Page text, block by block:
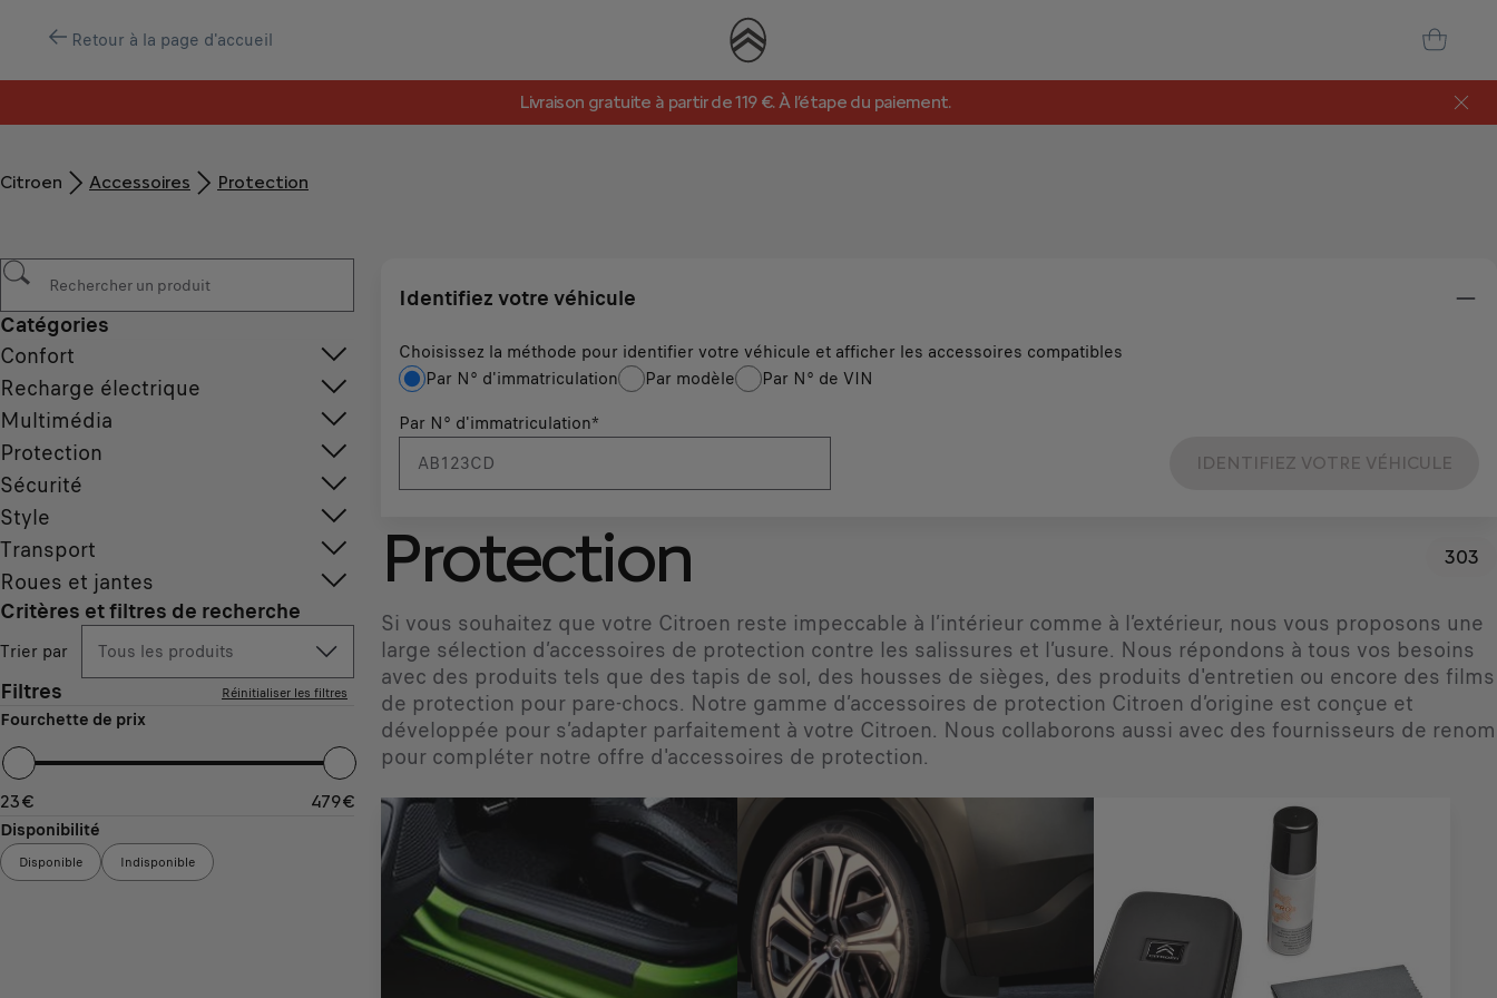
Retour à la page d'accueil
Citroen Accessoires Protection
Catégories
Confort
Recharge électrique
Multimédia
Protection
Sécurité
Style
Transport
Roues et jantes
Critères et filtres de recherche
Trier par Tous les produits
Filtres Réinitialiser les filtres
Fourchette de prix
23€ 479€
Disponibilité
Disponible Indisponible
Identifiez votre véhicule
Choisissez la méthode pour identifier votre véhicule et afficher les accessoires compatibles
Par N° d'immatriculation
Par modèle
Par N° de VIN
Par N° d'immatriculation*
IDENTIFIEZ VOTRE VÉHICULE
Protection 303
Si vous souhaitez que votre Citroen reste impeccable à l’intérieur comme à l’extérieur, nous vous proposons une
large sélection d’accessoires de protection contre les salissures et l’usure. Nous répondons à tous vos besoins
avec des produits tels que des tapis de sol, des housses de sièges, des produits d'entretien ou encore des films
de protection pour pare-chocs. Notre gamme d’accessoires de protection Citroen d’origine est conçue et
développée pour s’adapter parfaitement à votre Citroen. Nous collaborons aussi avec des fournisseurs de renom
pour compléter notre offre d'accessoires de protection.